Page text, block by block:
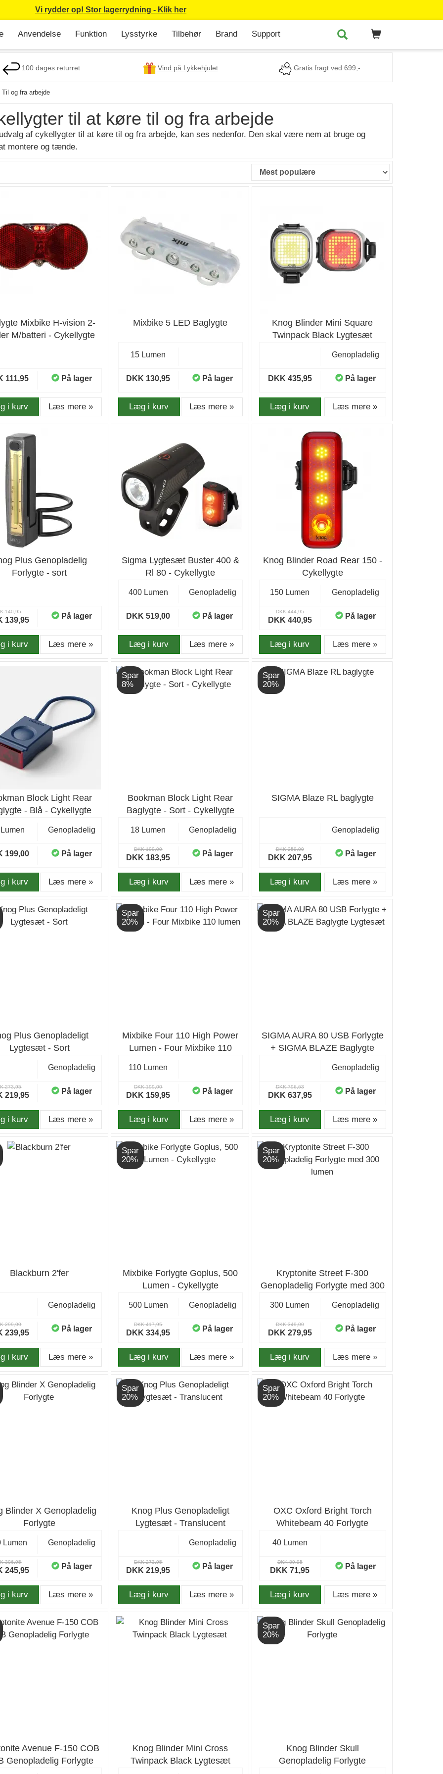
Vi rydder op! Stor lagerrydning - Klik her
Anvendelse Funktion Lysstyrke Tilbehør Brand Support
100 dages returret Vind på Lykkehjulet Gratis fragt ved 699,-
Til og fra arbejde
til at køre til og fra arbejde
af cykellygter til at køre til og fra arbejde, kan ses nedenfor. Den skal være nem at bruge og
montere og tænde.
Mixbike H-vision 2-
M/batteri - Cykellygte
111,95 På lager
i kurv Læs mere »
Mixbike 5 LED Baglygte
15 Lumen
DKK 130,95 På lager
Læg i kurv Læs mere »
Knog Blinder Mini Square
Twinpack Black Lygtesæt
Genopladelig
DKK 435,95 På lager
Læg i kurv Læs mere »
Plus Genopladelig
Forlygte - sort
140,95
139,95 På lager
i kurv Læs mere »
Sigma Lygtesæt Buster 400 &
Rl 80 - Cykellygte
400 Lumen Genopladelig
DKK 519,00 På lager
Læg i kurv Læs mere »
Knog Blinder Road Rear 150 -
Cykellygte
150 Lumen Genopladelig
DKK 444,95
DKK 440,95 På lager
Læg i kurv Læs mere »
Block Light Rear
- Blå - Cykellygte
Genopladelig
199,00 På lager
i kurv Læs mere »
Spar
8%
Bookman Block Light Rear
Baglygte - Sort - Cykellygte
18 Lumen Genopladelig
DKK 199,00
DKK 183,95 På lager
Læg i kurv Læs mere »
Spar
20%
SIGMA Blaze RL baglygte
Genopladelig
DKK 259,00
DKK 207,95 På lager
Læg i kurv Læs mere »
Plus Genopladeligt
Lygtesæt - Sort
Genopladelig
273,95
219,95 På lager
i kurv Læs mere »
Spar
20%
Mixbike Four 110 High Power
Lumen - Four Mixbike 110
110 Lumen
DKK 199,00
DKK 159,95 På lager
Læg i kurv Læs mere »
Spar
20%
SIGMA AURA 80 USB Forlygte
+ SIGMA BLAZE Baglygte
Genopladelig
DKK 796,63
DKK 637,95 På lager
Læg i kurv Læs mere »
Blackburn 2'fer
Genopladelig
299,00
239,95 På lager
i kurv Læs mere »
Spar
20%
Mixbike Forlygte Goplus, 500
Lumen - Cykellygte
500 Lumen Genopladelig
DKK 417,95
DKK 334,95 På lager
Læg i kurv Læs mere »
Spar
20%
Kryptonite Street F-300
Genopladelig Forlygte med 300
300 Lumen Genopladelig
DKK 349,00
DKK 279,95 På lager
Læg i kurv Læs mere »
Blinder X Genopladelig
Forlygte
Lumen Genopladelig
306,95
245,95 På lager
i kurv Læs mere »
Spar
20%
Knog Plus Genopladeligt
Lygtesæt - Translucent
Genopladelig
DKK 273,95
DKK 219,95 På lager
Læg i kurv Læs mere »
Spar
20%
OXC Oxford Bright Torch
Whitebeam 40 Forlygte
40 Lumen
DKK 89,95
DKK 71,95 På lager
Læg i kurv Læs mere »
Avenue F-150 COB
Genopladelig Forlygte
Knog Blinder Mini Cross
Twinpack Black Lygtesæt
Spar
20%
Knog Blinder Skull
Genopladelig Forlygte